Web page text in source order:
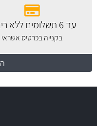
עד 6 תשלומים ללא ריבית
בקנייה בכרטיס אשראי